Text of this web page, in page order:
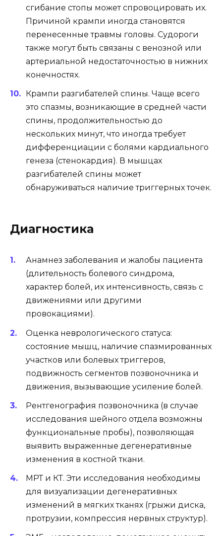
сгибание стопы может спровоцировать их.
Причиной крампи иногда становятся
перенесенные травмы головы. Судороги
также могут быть связаны с венозной или
артериальной недостаточностью в нижних
конечностях.
Крампи разгибателей спины. Чаще всего
это спазмы, возникающие в средней части
спины, продолжительностью до
нескольких минут, что иногда требует
дифференциации с болями кардиального
генеза (стенокардия). В мышцах
разгибателей спины может
обнаруживаться наличие триггерных точек.
Диагностика
Анамнез заболевания и жалобы пациента
(длительность болевого синдрома,
характер болей, их интенсивность, связь с
движениями или другими
провокациями).
Оценка неврологического статуса:
состояние мышц, наличие спазмированных
участков или болевых триггеров,
подвижность сегментов позвоночника и
движения, вызывающие усиление болей.
Рентгенография позвоночника (в случае
исследования шейного отдела возможны
функциональные пробы), позволяющая
выявить выраженные дегенеративные
изменения в костной ткани.
МРТ и КТ. Эти исследования необходимы
для визуализации дегенеративных
изменений в мягких тканях (грыжи диска,
протрузии, компрессия нервных структур).